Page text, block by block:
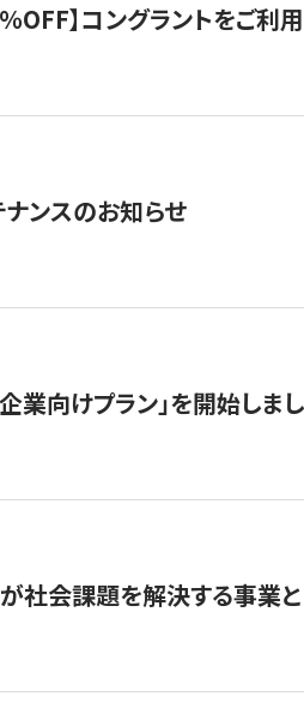
OFF】コングラントをご
ナンスのお知らせ
業向けプラン」を開始しま
社会課題を解決する事業